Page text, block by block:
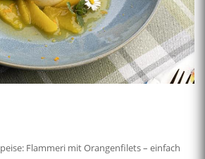
Flammeri mit Orangenfilets – einfach